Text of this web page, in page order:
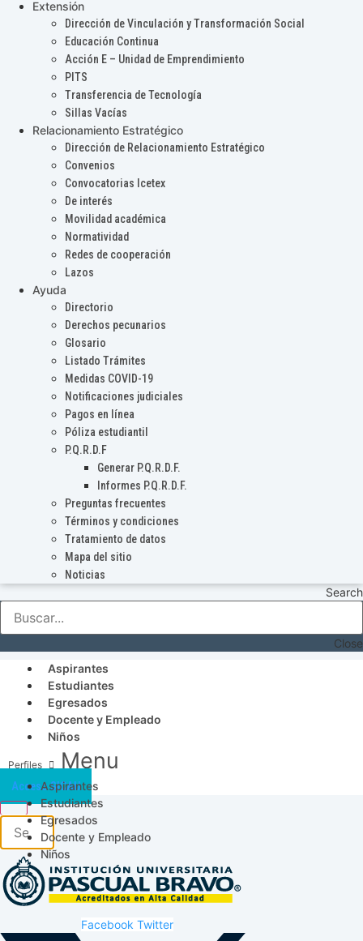
Extensión
Dirección de Vinculación y Transformación Social
Educación Continua
Acción E – Unidad de Emprendimiento
PITS
Transferencia de Tecnología
Sillas Vacías
Relacionamiento Estratégico
Dirección de Relacionamiento Estratégico
Convenios
Convocatorias Icetex
De interés
Movilidad académica
Normatividad
Redes de cooperación
Lazos
Ayuda
Directorio
Derechos pecunarios
Glosario
Listado Trámites
Medidas COVID-19
Notificaciones judiciales
Pagos en línea
Póliza estudiantil
P.Q.R.D.F
Generar P.Q.R.D.F.
Informes P.Q.R.D.F.
Preguntas frecuentes
Términos y condiciones
Tratamiento de datos
Mapa del sitio
Noticias
Search
Close
Aspirantes
Estudiantes
Egresados
Docente y Empleado
Niños
Menu
Aspirantes
Estudiantes
Egresados
Docente y Empleado
Niños
Acceso SICAU
Facebook Twitter